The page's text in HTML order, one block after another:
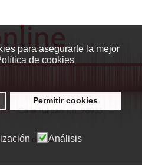
para asegurarte la mejor
de cookies
Permitir cookies
Análisis
- Calle Tulipán s/n. 28933
de datos|